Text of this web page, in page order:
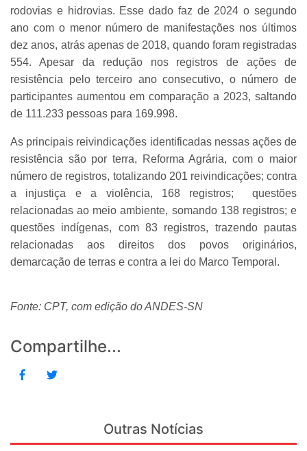
rodovias e hidrovias. Esse dado faz de 2024 o segundo
ano com o menor número de manifestações nos últimos
dez anos, atrás apenas de 2018, quando foram registradas
554. Apesar da redução nos registros de ações de
resistência pelo terceiro ano consecutivo, o número de
participantes aumentou em comparação a 2023, saltando
de 111.233 pessoas para 169.998.
As principais reivindicações identificadas nessas ações de
resistência são por terra, Reforma Agrária, com o maior
número de registros, totalizando 201 reivindicações; contra
a injustiça e a violência, 168 registros; questões
relacionadas ao meio ambiente, somando 138 registros; e
questões indígenas, com 83 registros, trazendo pautas
relacionadas aos direitos dos povos originários,
demarcação de terras e contra a lei do Marco Temporal.
Fonte: CPT, com edição do ANDES-SN
Compartilhe...
Outras Notícias